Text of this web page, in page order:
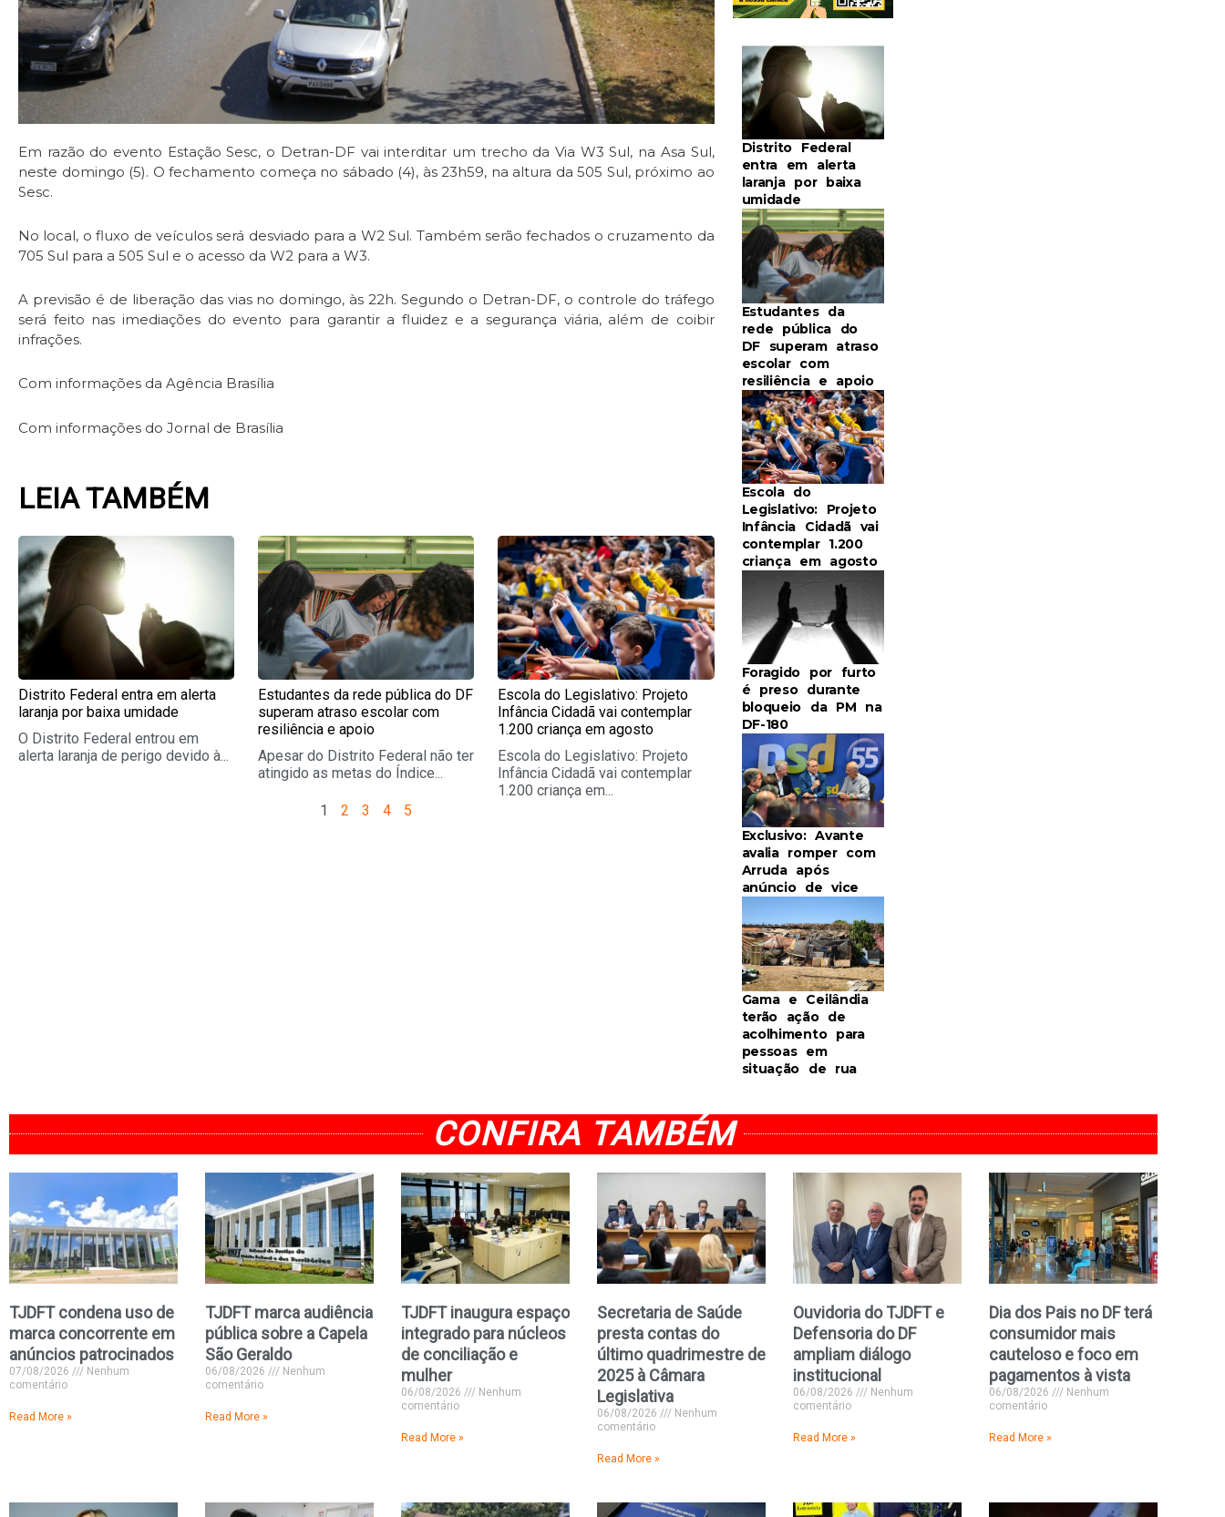
Em razão do evento Estação Sesc, o Detran-DF vai interditar um trecho da Via W3 Sul, na Asa Sul,
neste domingo (5). O fechamento começa no sábado (4), às 23h59, na altura da 505 Sul, próximo ao
Sesc.
No local, o fluxo de veículos será desviado para a W2 Sul. Também serão fechados o cruzamento da
705 Sul para a 505 Sul e o acesso da W2 para a W3.
A previsão é de liberação das vias no domingo, às 22h. Segundo o Detran-DF, o controle do tráfego
será feito nas imediações do evento para garantir a fluidez e a segurança viária, além de coibir
infrações.
Com informações da Agência Brasília
Com informações do Jornal de Brasília
LEIA TAMBÉM
Distrito Federal entra em alerta
laranja por baixa umidade
O Distrito Federal entrou em
alerta laranja de perigo devido à...
Estudantes da rede pública do DF
superam atraso escolar com
resiliência e apoio
Apesar do Distrito Federal não ter
atingido as metas do Índice...
Escola do Legislativo: Projeto
Infância Cidadã vai contemplar
1.200 criança em agosto
Escola do Legislativo: Projeto
Infância Cidadã vai contemplar
1.200 criança em...
Page
1
Page
2
Page
3
Page
4
Page
5
Distrito Federal
entra em alerta
laranja por baixa
umidade
Estudantes da
rede pública do
DF superam atraso
escolar com
resiliência e apoio
Escola do
Legislativo: Projeto
Infância Cidadã vai
contemplar 1.200
criança em agosto
Foragido por furto
é preso durante
bloqueio da PM na
DF-180
Exclusivo: Avante
avalia romper com
Arruda após
anúncio de vice
Gama e Ceilândia
terão ação de
acolhimento para
pessoas em
situação de rua
CONFIRA TAMBÉM
TJDFT condena uso de
marca concorrente em
anúncios patrocinados
07/08/2026
Nenhum
comentário
Read More »
TJDFT marca audiência
pública sobre a Capela
São Geraldo
06/08/2026
Nenhum
comentário
Read More »
TJDFT inaugura espaço
integrado para núcleos
de conciliação e
mulher
06/08/2026
Nenhum
comentário
Read More »
Secretaria de Saúde
presta contas do
último quadrimestre de
2025 à Câmara
Legislativa
06/08/2026
Nenhum
comentário
Read More »
Ouvidoria do TJDFT e
Defensoria do DF
ampliam diálogo
institucional
06/08/2026
Nenhum
comentário
Read More »
Dia dos Pais no DF terá
consumidor mais
cauteloso e foco em
pagamentos à vista
06/08/2026
Nenhum
comentário
Read More »